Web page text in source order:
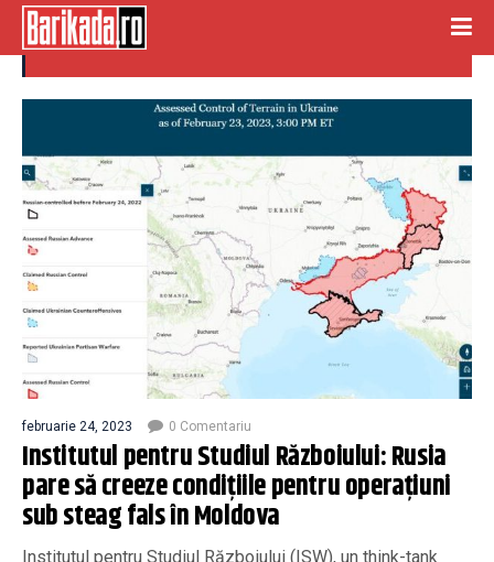
institutul pentru studiul razboiului
februarie 24, 2023 0 Comentariu
Institutul pentru Studiul Războiului: Rusia
pare să creeze condițiile pentru operațiuni
sub steag fals în Moldova
Institutul pentru Studiul Războiului (ISW), un think-tank